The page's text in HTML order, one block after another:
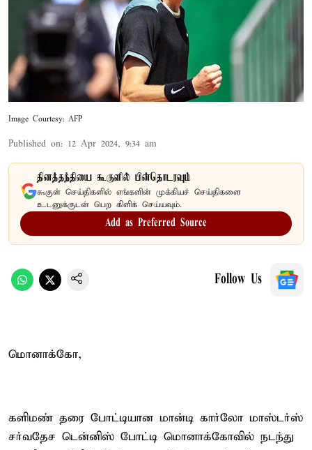
Image Courtesy: AFP
Published on: 12 Apr 2024, 9:34 am
தினத்தந்தியை கூகுளில் பின்தொடரவும்
கூகுள் செய்திகளில் எங்களின் முக்கியச் செய்திகளை
உடனுக்குடன் பெற கிளிக் செய்யவும்.
Add as Preferred Source
Follow Us
மொனாக்கோ,
களிமண் தரை போட்டியான மான்டி கார்லோ மாஸ்டர்ஸ்
சர்வதேச டென்னிஸ் போட்டி மொனாக்கோவில் நடந்து